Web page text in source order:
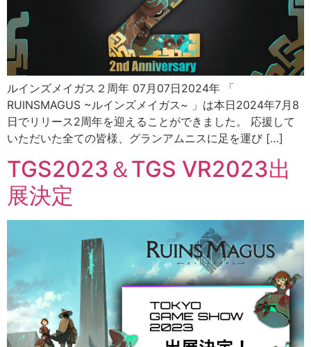
ルインズメイガス２周年 07月07日2024年 「
RUINSMAGUS ~ルインズメイガス~ 」は本日2024年7月8
日でリリース2周年を迎えることができました。 応援して
いただいた全ての皆様、グランアムニスに足を運び […]
TGS2023＆TGS VR2023出
展決定